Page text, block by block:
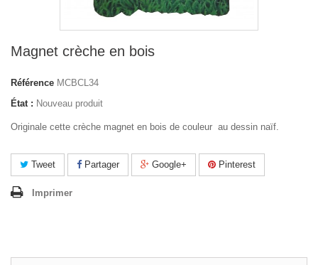
Magnet crèche en bois
Référence MCBCL34
État : Nouveau produit
Originale cette crèche magnet en bois de couleur au dessin naïf.
Tweet Partager Google+ Pinterest
Imprimer